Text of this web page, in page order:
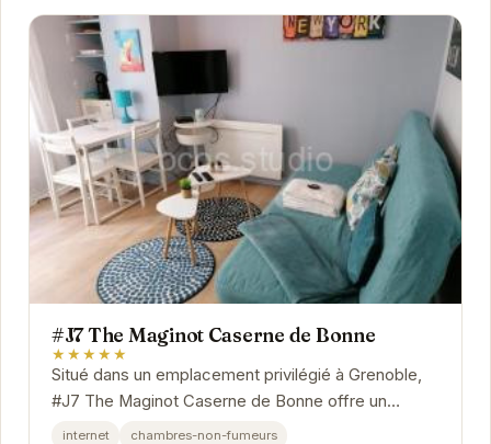
#J7 The Maginot Caserne de Bonne
★★★★★
Situé dans un emplacement privilégié à Grenoble,
#J7 The Maginot Caserne de Bonne offre un
hébergement confortable et élégant. Avec un
internet
chambres-non-fumeurs